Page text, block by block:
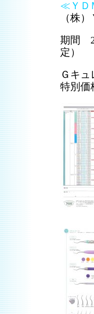
≪ＹＤ
（株
期間
定）
Ｇキ
特別価